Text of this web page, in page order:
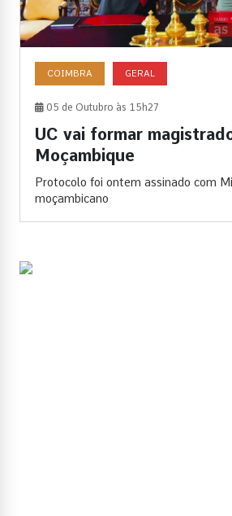
COIMBRA GERAL
05 de Outubro às 15h27
UC vai formar
Moçambique
Protocolo foi ontem assinado com
moçambicano